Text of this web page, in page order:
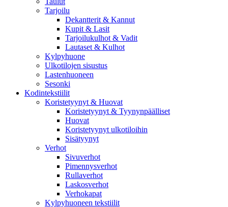
Tarjoilu
Dekantterit & Kannut
Kupit & Lasit
Tarjoilukulhot & Vadit
Lautaset & Kulhot
Kylpyhuone
Ulkotilojen sisustus
Lastenhuoneen
Sesonki
Kodintekstiilit
Koristetyynyt & Huovat
Koristetyynyt & Tyynynpäälliset
Huovat
Koristetyynyt ulkotiloihin
Sisätyynyt
Verhot
Sivuverhot
Pimennysverhot
Rullaverhot
Laskosverhot
Verhokapat
Kylpyhuoneen tekstiilit